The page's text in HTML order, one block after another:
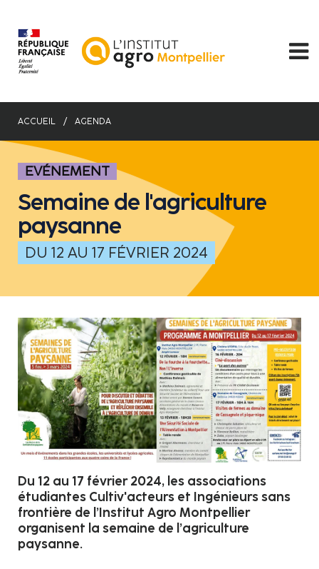
contenu
principal
ACCUEIL AGENDA
EVÉNEMENT
Semaine de l'agriculture
paysanne
DU 12 AU 17 FÉVRIER 2024
Du 12 au 17 février 2024, les associations
étudiantes Cultiv'acteurs et Ingénieurs sans
frontière de l’Institut Agro Montpellier
organisent la semaine de l’agriculture
paysanne.